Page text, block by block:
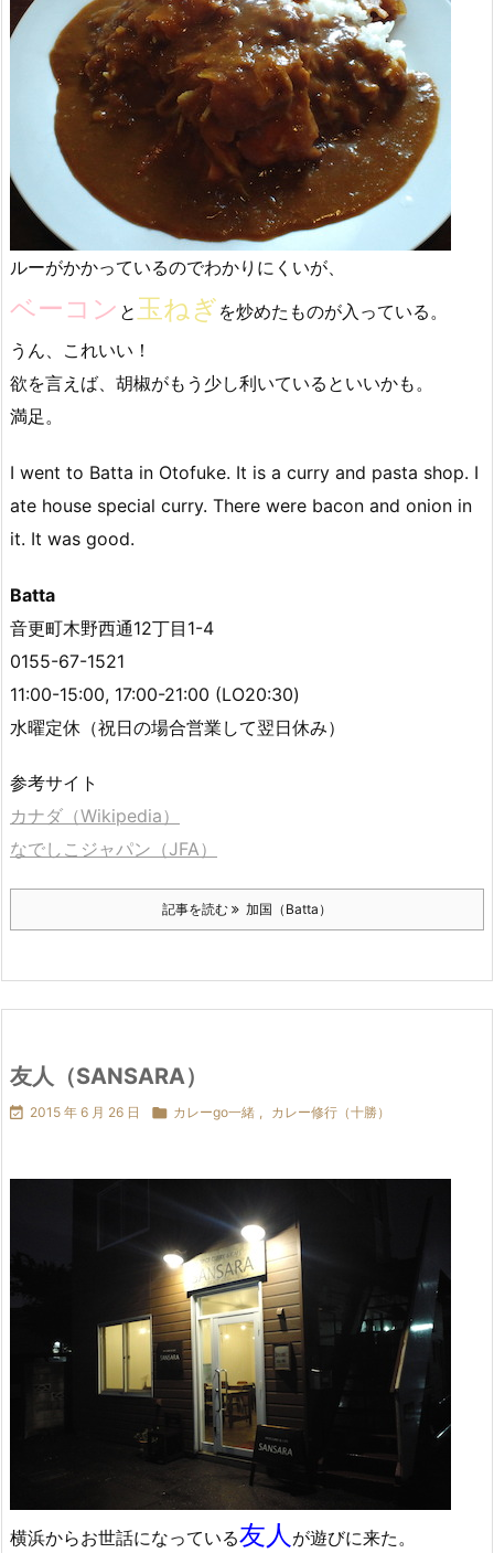
ルーがかかっているのでわかりにくいが、
ベーコン と 玉ねぎ を炒めたものが入っている。
うん、これいい！
欲を言えば、胡椒がもう少し利いているといいかも。
満足。
I went to Batta in Otofuke. It is a curry and pasta shop. I
ate house special curry. There were bacon and onion in
it. It was good.
Batta
音更町木野西通12丁目1-4
0155-67-1521
11:00-15:00, 17:00-21:00 (LO20:30)
水曜定休（祝日の場合営業して翌日休み）
参考サイト
カナダ（Wikipedia）
なでしこジャパン（JFA）
記事を読む 加国（Batta）
友人（SANSARA）
 2015 年 6 月 26 日  カレーgo一緒 , カレー修行（十勝）
横浜からお世話になっている友人 が遊びに来た。